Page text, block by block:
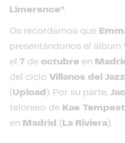
Limerence”.
Os recordamos que
presentándonos el álbum
el 7 de octubre en
del ciclo Villanos del Jazz
( Upload ). Por su parte,
telonero de Kae Tempest
en Madrid ( La Riviera).